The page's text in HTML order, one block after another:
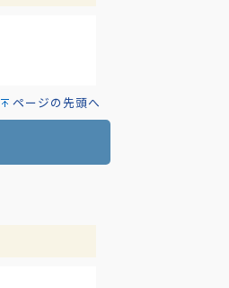
ページの先頭へ